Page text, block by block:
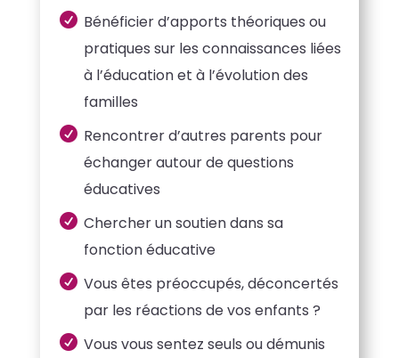
 Bénéficier d’apports théoriques ou
pratiques sur les connaissances liées
à l’éducation et à l’évolution des
familles
 Rencontrer d’autres parents pour
échanger autour de questions
éducatives
 Chercher un soutien dans sa
fonction éducative
 Vous êtes préoccupés, déconcertés
par les réactions de vos enfants ?
 Vous vous sentez seuls ou démunis